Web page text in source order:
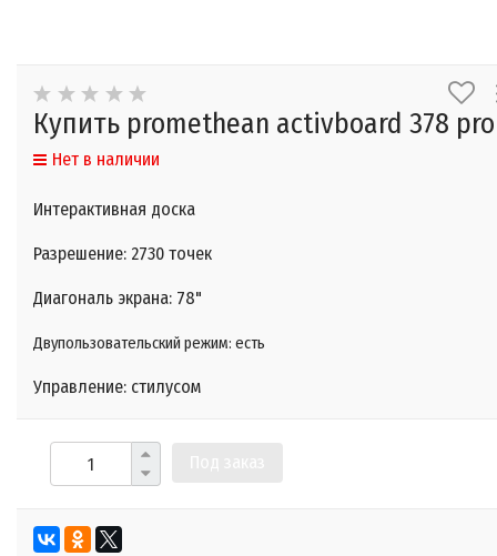
Купить promethean activboard 378 pro
Нет в наличии
Интерактивная доска
Разрешение: 2730 точек
Диагональ экрана: 78"
Двупользовательский режим: есть
Управление: стилусом